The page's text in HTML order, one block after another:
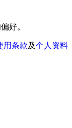
好。
用条款及个人资料